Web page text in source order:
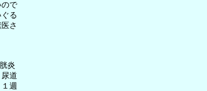
ので
る
さ
炎
道
週